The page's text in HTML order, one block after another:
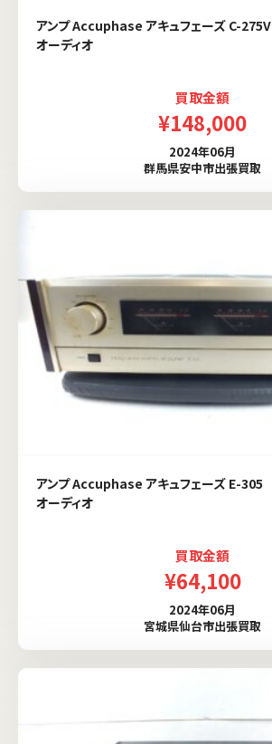
アンプ Accuphase アキュフェーズ C-275V
オーディオ
買取金額
¥148,000
2024年06月
群馬県安中市出張買取
アンプ Accuphase アキュフェーズ E-305
オーディオ
買取金額
¥64,100
2024年06月
宮城県仙台市出張買取